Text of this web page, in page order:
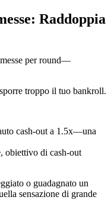
Raddoppia
per round—
troppo il tuo bankroll.
cash‑out a 1.5x—una
obiettivo di cash‑out
o guadagnato un
sensazione di grande